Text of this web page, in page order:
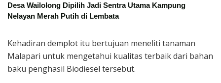
Desa Wailolong Dipilih Jadi Sentra Utama Kampung
Nelayan Merah Putih di Lembata
Kehadiran demplot itu bertujuan meneliti tanaman
Malapari untuk mengetahui kualitas terbaik dari bahan
baku penghasil Biodiesel tersebut.